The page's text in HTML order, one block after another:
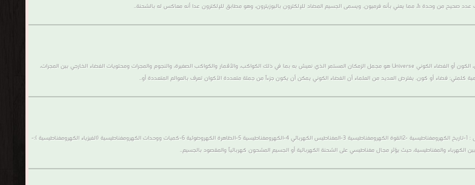
مكتبة كتب الكون والفضاء تحتوى على جميع الكتب التى تخصهم بشتى الفروع فضاء كوني: في علم الكون، الكون أو الفضاء الكوني Universe هو مجمل الزمكان المستمر الذي نعيش به بما في ذلك الكواكب، والأقمار والكواكب الصغيرة، والنجوم والمجرات ومحتويات الفضاء الخارجي بين المجرات،
كلمتي: فضاء أو كون. يفترض العديد من العلماء أن الفضاء الكوني يمكن أن يكون جزءاً من جملة متعددة الأكوان تعرف بالعوالم المتعددة أو..
(مكتبة كتب الفزياء الكهرومغناطيسية):- يجود جميع الكتب التى تخص فزياء الكهرومغناطيسية وتحتوى على : 1-تاريخ الكهرومغناطيسية -2القوة الكهرومغناطيسية 3-المغناطيس الكهربائي 4-الكهرومغناطيسية 5-الظاهرة الكهروضوئية 6-كميات ووحدات الكهرومغناطيسية (الفيزياء الكهرومغناطيسية ):-
الكهرباء والمغناطيسية، حيث يؤثر مجال مغناطيسي على الشحنة الكهربائية أو الجسيم المشحون كهربائياً والمقصود بالجسيم..